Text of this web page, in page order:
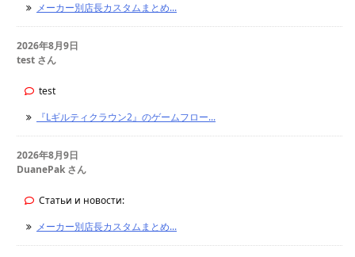
メーカー別店長カスタムまとめ...
2026年8月9日
test さん
test
『Lギルティクラウン2』のゲームフロー...
2026年8月9日
DuanePak さん
Статьи и новости:
メーカー別店長カスタムまとめ...